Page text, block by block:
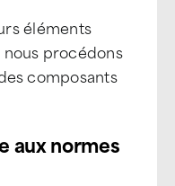
éléments
procédons
composants
aux normes